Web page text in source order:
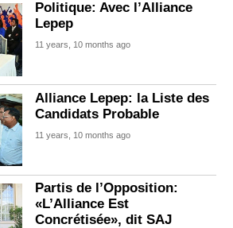
Politique: Avec l’Alliance
Lepep
11 years, 10 months ago
Alliance Lepep: la Liste des
Candidats Probable
11 years, 10 months ago
Partis de l’Opposition:
«L’Alliance Est
Concrétisée», dit SAJ